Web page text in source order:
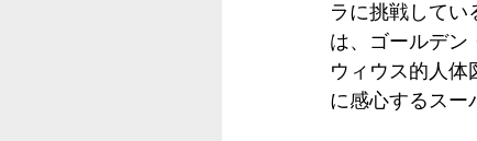
ラに挑戦してい
は、ゴールデン
ウィウス的人体
に感心するスー